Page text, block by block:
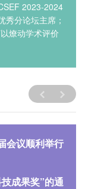
2023-2024
秀分论坛主席；
燎动学术评价
会议顺利举行
成果奖”的通